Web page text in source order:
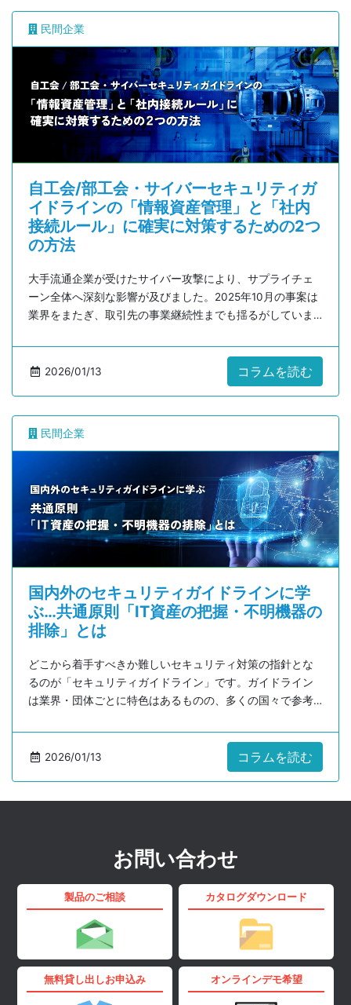
民間企業
自工会/部工会・サイバーセキュリティガ
イドラインの「情報資産管理」と「社内
接続ルール」に確実に対策するための2つ
の方法
大手流通企業が受けたサイバー攻撃により、サプライチェ
ーン全体へ深刻な影響が及びました。2025年10月の事案は
業界をまたぎ、取引先の事業継続性までも揺るがしていま
そして多層的なサプライチェーンを持つ自動車業界では1社
の脆弱性が全体へ波及するリスクがさらに高く、中小企業
うち「情報資産の管理（機器）」と「社内接続ルール」に
2026/01/13 コラムを読む
民間企業
国内外のセキュリティガイドラインに学
ぶ…共通原則「IT資産の把握・不明機器の
排除」とは
どこから着手すべきか難しいセキュリティ対策の指針とな
るのが「セキュリティガイドライン」です。ガイドライン
は業界・団体ごとに特色はあるものの、多くの国々で参考
記事では、ガイドラインの基本的な考え方や、世界的に参
照されるフレームワークや国内での業界別ガイドラインの
動き、スタート地点の1つである「IT資産の把握」と「不明
2026/01/13 コラムを読む
お問い合わせ
製品のご相談 カタログダウンロード
無料貸し出しお申込み オンラインデモ希望